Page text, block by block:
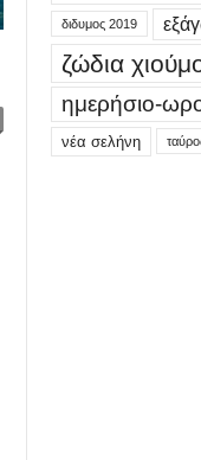
διδυμος 2019
ζώδια
ημερήσιο-
νέα σελήνη